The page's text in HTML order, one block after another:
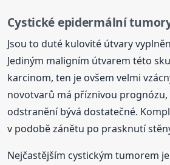
Cystické epidermální
Jsou to duté kulovité útvary
Jediným maligním útvarem této
karcinom, ten je ovšem velmi
novotvarů má příznivou
odstranění bývá dostatečné.
v podobě zánětu po prasknutí
Nejčastějším cystickým tumorem